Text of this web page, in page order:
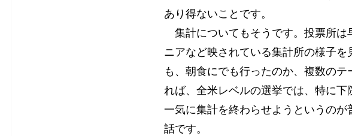
あり得ないことです。
集計についてもそうです。投票所は
ニアなど映されている集計所の様子
も、朝食にでも行ったのか、複数の
れば、全米レベルの選挙では、特に下
一気に集計を終わらせようというの
話です。